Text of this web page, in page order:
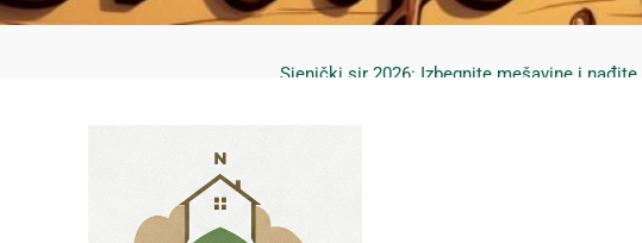
Jahorina leto 2026: Staze bez prašine i
Sjenički sir 2026: Izbegnite mešavine i nađite
Jahorina leto 2026: Staze bez prašine i novih